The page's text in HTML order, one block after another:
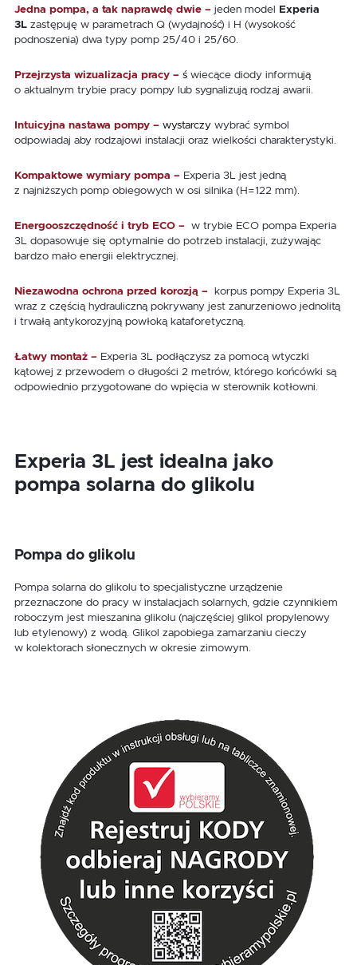
Jedna pompa, a tak naprawdę dwie – jeden model Experia
3L zastępuję w parametrach Q (wydajność) i H (wysokość
podnoszenia) dwa typy pomp 25/40 i 25/60.
Przejrzysta wizualizacja pracy – ś wiecące diody informują
o aktualnym trybie pracy pompy lub sygnalizują rodzaj awarii.
Intuicyjna nastawa pompy – wystarczy wybrać symbol
odpowiadaj aby rodzajowi instalacji oraz wielkości charakterystyki.
Kompaktowe wymiary pompa – Experia 3L jest jedną
z najniższych pomp obiegowych w osi silnika (H=122 mm).
Energooszczędność i tryb ECO – w trybie ECO pompa Experia
3L dopasowuje się optymalnie do potrzeb instalacji, zużywając
bardzo mało energii elektrycznej.
Niezawodna ochrona przed korozją – korpus pompy Experia 3L
wraz z częścią hydrauliczną pokrywany jest zanurzeniowo jednolitą
i trwałą antykorozyjną powłoką kataforetyczną.
Łatwy montaż – Experia 3L podłączysz za pomocą wtyczki
kątowej z przewodem o długości 2 metrów, którego końcówki są
odpowiednio przygotowane do wpięcia w sterownik kotłowni.
Experia 3L jest idealna jako
pompa solarna do glikolu
Pompa do glikolu
Pompa solarna do glikolu to specjalistyczne urządzenie
przeznaczone do pracy w instalacjach solarnych, gdzie czynnikiem
roboczym jest mieszanina glikolu (najczęściej glikol propylenowy
lub etylenowy) z wodą. Glikol zapobiega zamarzaniu cieczy
w kolektorach słonecznych w okresie zimowym.